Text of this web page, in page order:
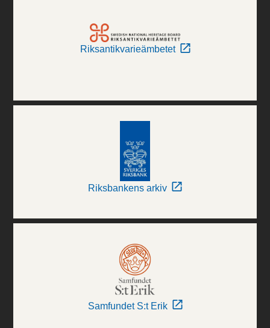
Riksantikvarieämbetet
Riksbankens arkiv
Samfundet S:t Erik